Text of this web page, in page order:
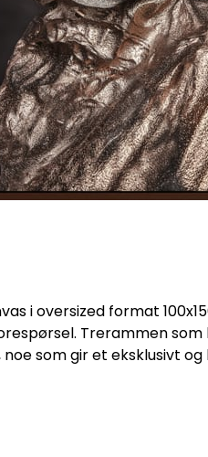
i oversized format
Trerammen
som gir et eksklusivt